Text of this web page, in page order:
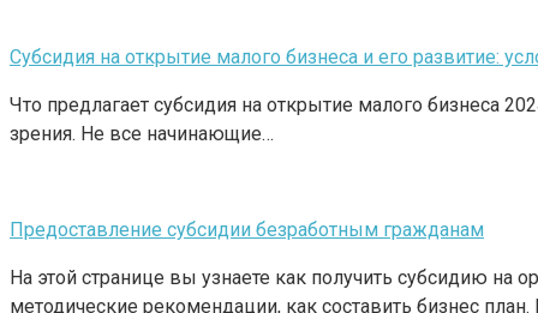
Субсидия на открытие малого бизнеса и его развитие:
Что предлагает субсидия на открытие малого бизнеса
зрения. Не все начинающие…
Предоставление субсидии безработным гражданам
На этой странице вы узнаете как получить субсидию на
методические рекомендации, как составить бизнес план.